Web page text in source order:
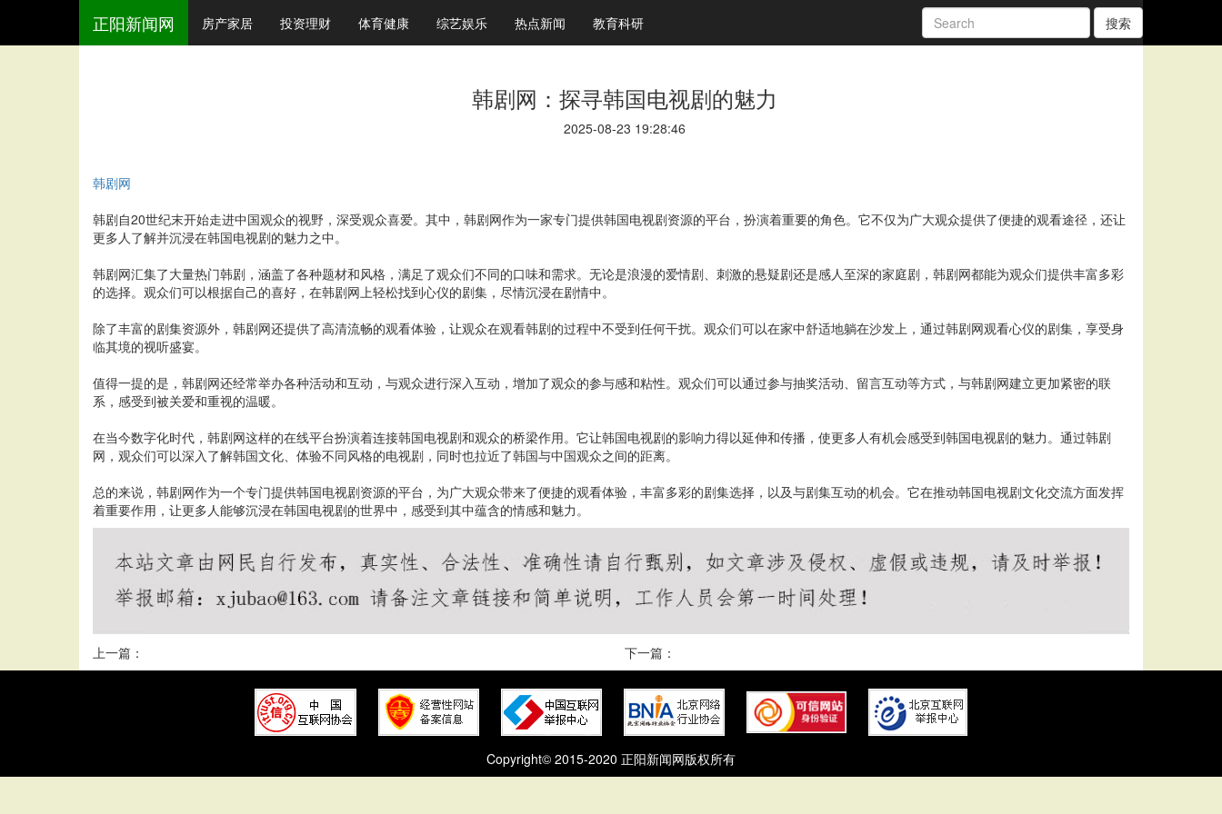
正阳新闻网 房产家居 投资理财 体育健康 综艺娱乐 热点新闻 教育科研 搜索
韩剧网：探寻韩国电视剧的魅力
2025-08-23 19:28:46
韩剧网
韩剧自20世纪末开始走进中国观众的视野，深受观众喜爱。其中，韩剧网作为一家专门提供韩国电视剧资源的平台，扮演着重要的角色。它不仅为广大观众提供了便捷的观看途径，还让
更多人了解并沉浸在韩国电视剧的魅力之中。
韩剧网汇集了大量热门韩剧，涵盖了各种题材和风格，满足了观众们不同的口味和需求。无论是浪漫的爱情剧、刺激的悬疑剧还是感人至深的家庭剧，韩剧网都能为观众们提供丰富多彩
的选择。观众们可以根据自己的喜好，在韩剧网上轻松找到心仪的剧集，尽情沉浸在剧情中。
除了丰富的剧集资源外，韩剧网还提供了高清流畅的观看体验，让观众在观看韩剧的过程中不受到任何干扰。观众们可以在家中舒适地躺在沙发上，通过韩剧网观看心仪的剧集，享受身
临其境的视听盛宴。
值得一提的是，韩剧网还经常举办各种活动和互动，与观众进行深入互动，增加了观众的参与感和粘性。观众们可以通过参与抽奖活动、留言互动等方式，与韩剧网建立更加紧密的联
系，感受到被关爱和重视的温暖。
在当今数字化时代，韩剧网这样的在线平台扮演着连接韩国电视剧和观众的桥梁作用。它让韩国电视剧的影响力得以延伸和传播，使更多人有机会感受到韩国电视剧的魅力。通过韩剧
网，观众们可以深入了解韩国文化、体验不同风格的电视剧，同时也拉近了韩国与中国观众之间的距离。
总的来说，韩剧网作为一个专门提供韩国电视剧资源的平台，为广大观众带来了便捷的观看体验，丰富多彩的剧集选择，以及与剧集互动的机会。它在推动韩国电视剧文化交流方面发挥
着重要作用，让更多人能够沉浸在韩国电视剧的世界中，感受到其中蕴含的情感和魅力。
上一篇： 下一篇：
Copyright© 2015-2020 正阳新闻网版权所有